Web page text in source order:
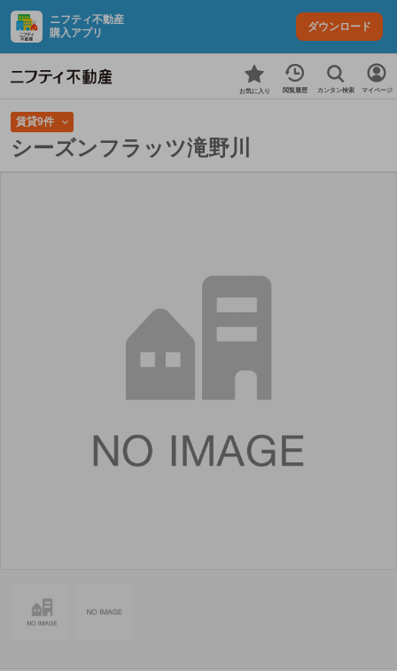
ニフティ不動産
購入アプリ
ダウンロード
お気に入り 閲覧履歴 カンタン検索 マイページ
賃貸9件
シーズンフラッツ滝野川